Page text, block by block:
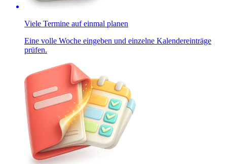
Viele Termine auf einmal planen
Eine volle Woche eingeben und einzelne Kalendereinträge
prüfen.